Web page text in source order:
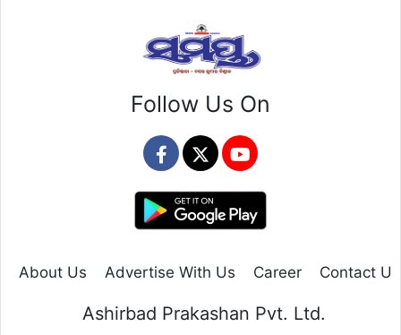
Follow Us On
About Us Advertise With Us Career Contact Us
Ashirbad Prakashan Pvt. Ltd.